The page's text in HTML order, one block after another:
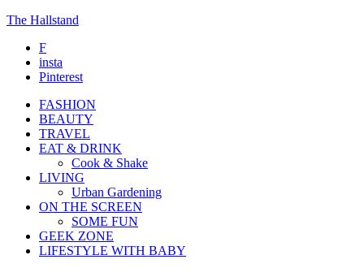
The Hallstand
F
insta
Pinterest
FASHION
BEAUTY
TRAVEL
EAT & DRINK
Cook & Shake
LIVING
Urban Gardening
ON THE SCREEN
SOME FUN
GEEK ZONE
LIFESTYLE WITH BABY